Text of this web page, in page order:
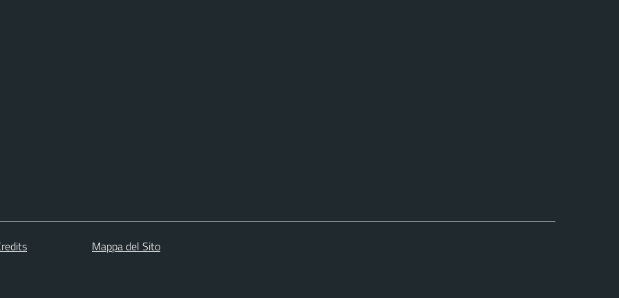
Mappa del Sito